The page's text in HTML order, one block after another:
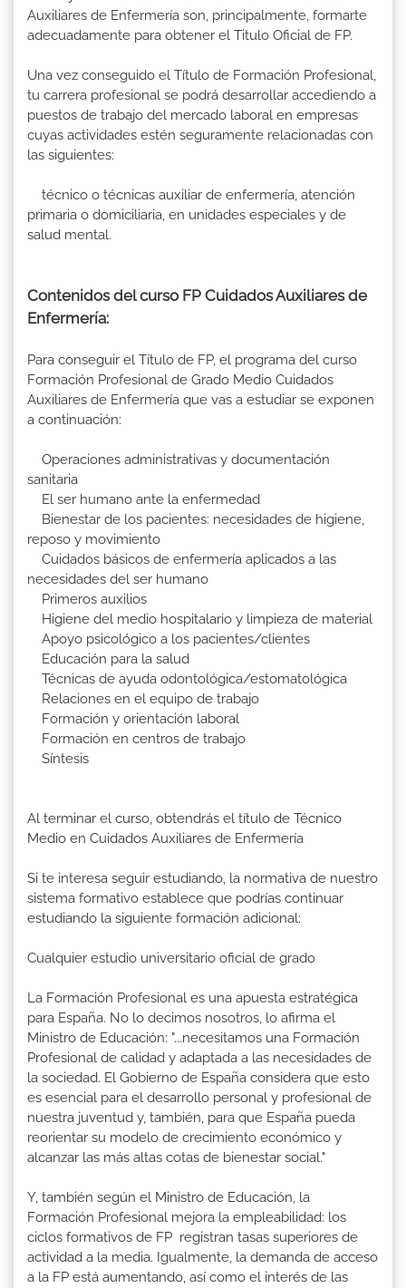
Auxiliares de Enfermería son, principalmente, formarte
adecuadamente para obtener el Titulo Oficial de FP.
Una vez conseguido el Título de Formación Profesional,
tu carrera profesional se podrá desarrollar accediendo a
puestos de trabajo del mercado laboral en empresas
cuyas actividades estén seguramente relacionadas con
las siguientes:
técnico o técnicas auxiliar de enfermería, atención
primaria o domiciliaria, en unidades especiales y de
salud mental.
Contenidos del curso FP Cuidados Auxiliares de
Enfermería:
Para conseguir el Título de FP, el programa del curso
Formación Profesional de Grado Medio Cuidados
Auxiliares de Enfermería que vas a estudiar se exponen
a continuación:
Operaciones administrativas y documentación
sanitaria
El ser humano ante la enfermedad
Bienestar de los pacientes: necesidades de higiene,
reposo y movimiento
Cuidados básicos de enfermería aplicados a las
necesidades del ser humano
Primeros auxilios
Higiene del medio hospitalario y limpieza de material
Apoyo psicológico a los pacientes/clientes
Educación para la salud
Técnicas de ayuda odontológica/estomatológica
Relaciones en el equipo de trabajo
Formación y orientación laboral
Formación en centros de trabajo
Síntesis
Al terminar el curso, obtendrás el título de Técnico
Medio en Cuidados Auxiliares de Enfermería
Si te interesa seguir estudiando, la normativa de nuestro
sistema formativo establece que podrías continuar
estudiando la siguiente formación adicional:
Cualquier estudio universitario oficial de grado
La Formación Profesional es una apuesta estratégica
para España. No lo decimos nosotros, lo afirma el
Ministro de Educación: "...necesitamos una Formación
Profesional de calidad y adaptada a las necesidades de
la sociedad. El Gobierno de España considera que esto
es esencial para el desarrollo personal y profesional de
nuestra juventud y, también, para que España pueda
reorientar su modelo de crecimiento económico y
alcanzar las más altas cotas de bienestar social."
Y, también según el Ministro de Educación, la
Formación Profesional mejora la empleabilidad: los
ciclos formativos de FP registran tasas superiores de
actividad a la media. Igualmente, la demanda de acceso
a la FP está aumentando, así como el interés de las